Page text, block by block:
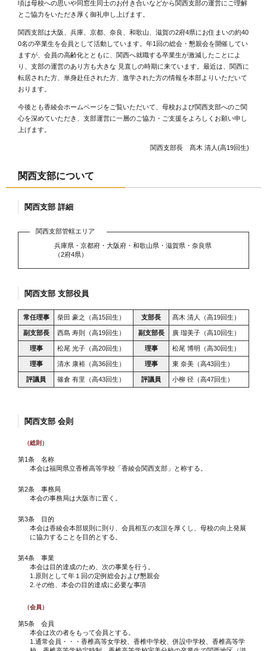
頃は母校への思いや同窓生同士のお付き合いなどから関西支部の運営にご理解
とご協力をいただき厚く御礼申し上げます。
関西支部は大阪、兵庫、京都、奈良、和歌山、滋賀の2府4県にお住まいの約40
0名の卒業生を会員として活動しています。年1回の総会・懇親会を開催してい
ますが、会員の高齢化とともに、関西へ就職する卒業生が激減したことによ
り、支部の運営のあり方も大きな 見直しの時期に来ています。最近は、関西に
転居された方、単身赴任された方、進学された方の情報を本部よりいただいて
おります。
今後とも香綾会ホームページをご覧いただいて、母校および関西支部へのご関
心を深めていただき、支部運営に一層のご協力・ご支援をよろしくお願い申し
上げます。
関西支部長 髙木 清人(高19回生)
関西支部について
関西支部 詳細
関西支部管轄エリア
兵庫県・京都府・大阪府・和歌山県・滋賀県・奈良県
（2府4県）
関西支部 支部役員
常任理事 柴田 豪之（高15回生） 支部長 髙木 清人（高19回生）
副支部長 西島 寿則（高19回生） 副支部長 廣 瑠美子（高10回生）
理事 松尾 光子（高20回生） 理事 松尾 博明（高30回生）
理事 清水 康裕（高36回生） 理事 東 奈美（高43回生）
評議員 篠倉 有里（高43回生） 評議員 小柳 径（高47回生）
関西支部 会則
（総則）
第1条 名称
本会は福岡県立香椎高等学校「香綾会関西支部」と称する。
第2条 事務局
本会の事務局は大阪市に置く。
第3条 目的
本会は香綾会本部規則に則り、会員相互の友誼を厚くし、母校の向上発展
に協力することを目的とする。
第4条 事業
本会は目的達成のため、次の事業を行う。
1.原則として年１回の定例総会および懇親会
2.その他、本会の目的達成に必要な事項
（会員）
第5条 会員
本会は次の者をもって会員とする。
1.通常会員・・・香椎高等女学校、香椎中学校、併設中学校、香椎高等学